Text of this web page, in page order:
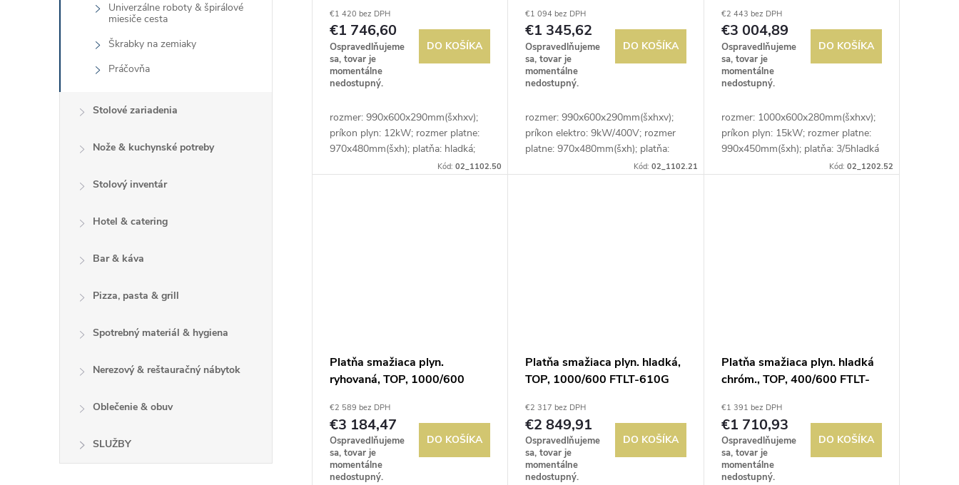
Univerzálne roboty & špirálové
miesiče cesta
Škrabky na zemiaky
Práčovňa
Stolové zariadenia
Nože & kuchynské potreby
Stolový inventár
Hotel & catering
Bar & káva
Pizza, pasta & grill
Spotrebný materiál & hygiena
Nerezový & reštauračný nábytok
Oblečenie & obuv
SLUŽBY
€1 420 bez DPH
€1 746,60
Ospravedlňujeme
sa, tovar je
momentálne
nedostupný.
DO KOŠÍKA
rozmer: 990x600x290mm(šxhxv);
príkon plyn: 12kW; rozmer platne:
970x480mm(šxh); platňa: hladká;
prevedenie: durable chróm;
Kód:02_1102.50
€1 094 bez DPH
€1 345,62
Ospravedlňujeme
sa, tovar je
momentálne
nedostupný.
DO KOŠÍKA
rozmer: 990x600x290mm(šxhxv);
príkon elektro: 9kW/400V; rozmer
platne: 970x480mm(šxh); platňa:
hladká; prevedenie: durable chróm;
Kód: 02_1102.21
€2 443 bez DPH
€3 004,89
Ospravedlňujeme
sa, tovar je
momentálne
nedostupný.
DO KOŠÍKA
rozmer: 1000x600x280mm(šxhxv);
príkon plyn: 15kW; rozmer platne:
990x450mm(šxh); platňa: 3/5hladká
+ 2/5 ryhovaná; prevedenie:
Kód: 02_1202.52
Platňa smažiaca plyn.
ryhovaná, TOP, 1000/600
€2 589 bez DPH
€3 184,47
Ospravedlňujeme
sa, tovar je
momentálne
nedostupný.
DO KOŠÍKA
Platňa smažiaca plyn. hladká,
TOP, 1000/600 FTLT-610G
€2 317 bez DPH
€2 849,91
Ospravedlňujeme
sa, tovar je
momentálne
nedostupný.
DO KOŠÍKA
Platňa smažiaca plyn. hladká
chróm., TOP, 400/600 FTLT-
€1 391 bez DPH
€1 710,93
Ospravedlňujeme
sa, tovar je
momentálne
nedostupný.
DO KOŠÍKA